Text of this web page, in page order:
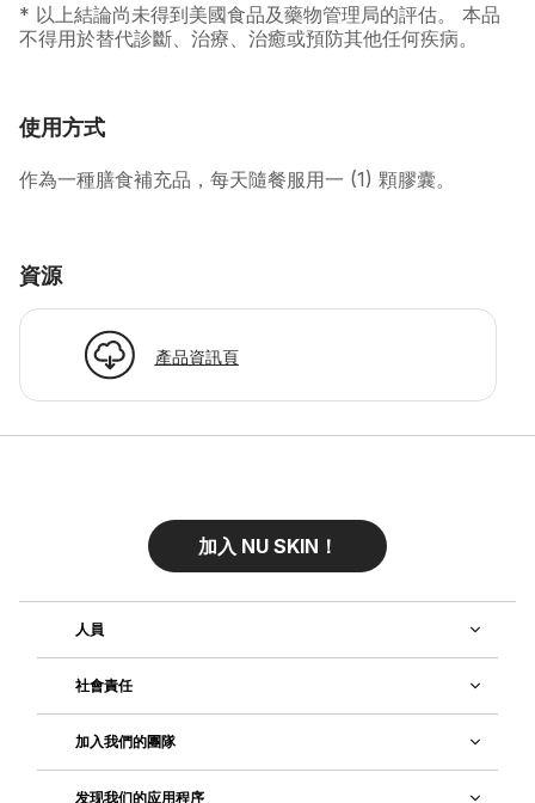
* 以上結論尚未得到美國食品及藥物管理局的評估。 本品
不得用於替代診斷、治療、治癒或預防其他任何疾病。
使用方式
作為一種膳食補充品，每天隨餐服用一 (1) 顆膠囊。
資源
產品資訊頁
加入 NU SKIN！
人員
社會責任
加入我們的團隊
发现我们的应用程序